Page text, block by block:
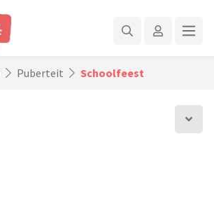
Puberteit Schoolfeest